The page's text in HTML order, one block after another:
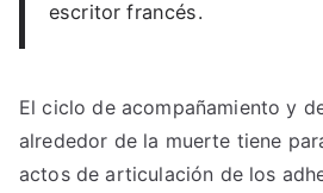
escritor francés.
El ciclo de acompañamiento y
alrededor de la muerte tiene
actos de articulación de los